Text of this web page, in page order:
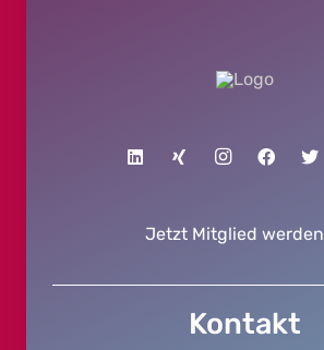
Jetzt Mitglied werden
Kontakt